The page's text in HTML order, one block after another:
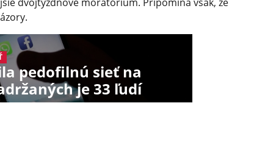
pedofilnú sieť na
je 33 ľudí